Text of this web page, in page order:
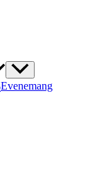
Evenemang